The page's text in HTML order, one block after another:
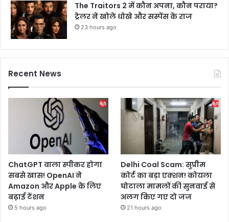
The Traitors 2 में कौन अपना, कौन पराया?
ट्रेलर ने खोले धोखे और सस्पेंस के राज
23 hours ago
Recent News
ChatGPT वाला स्पीकर होगा
सबसे खास! OpenAI ने
Amazon और Apple के लिए
बढ़ाई टेंशन
5 hours ago
Delhi Coal Scam: सुप्रीम
कोर्ट का बड़ा एक्शन! कोयला
घोटाला मामलों की सुनवाई से
अलग किए गए दो जज
21 hours ago